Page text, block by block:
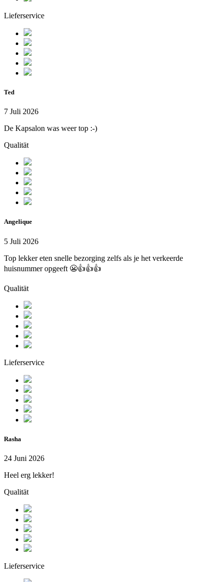
Lieferservice
Ted
7 Juli 2026
De Kapsalon was weer top :-)
Qualität
Angelique
5 Juli 2026
Top lekker eten snelle bezorging zelfs als je het verkeerde
huisnummer opgeeft 😬👍👍👍
Qualität
Lieferservice
Rasha
24 Juni 2026
Heel erg lekker!
Qualität
Lieferservice